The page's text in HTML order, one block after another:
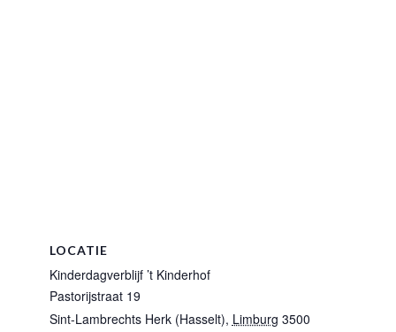
LOCATIE
Kinderdagverblijf ’t Kinderhof
Pastorijstraat 19
Sint-Lambrechts Herk (Hasselt), Limburg 3500